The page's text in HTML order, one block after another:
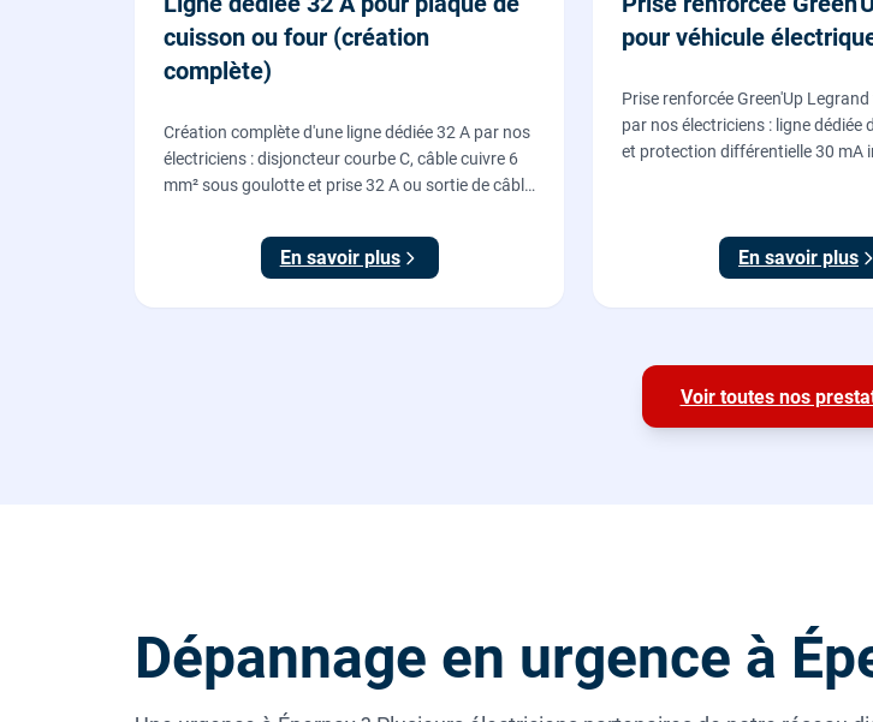
cuisson ou four (création
complète)
Création complète d'une ligne dédiée 32 A par nos
électriciens : disjoncteur courbe C, câble cuivre 6
mm² sous goulotte et prise 32 A ou sortie de câble
conforme NF C 15-100.
En savoir plus
pour véhicule
Prise renforcée Green'Up
par nos électriciens : ligne dédiée
et protection différentielle 30 mA
En savoir plus
Voir toutes nos
Dépannage en urgence à